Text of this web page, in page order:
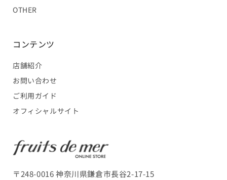
OTHER
コンテンツ
店舗紹介
お問い合わせ
ご利用ガイド
オフィシャルサイト
〒248-0016 神奈川県鎌倉市長谷2-17-15